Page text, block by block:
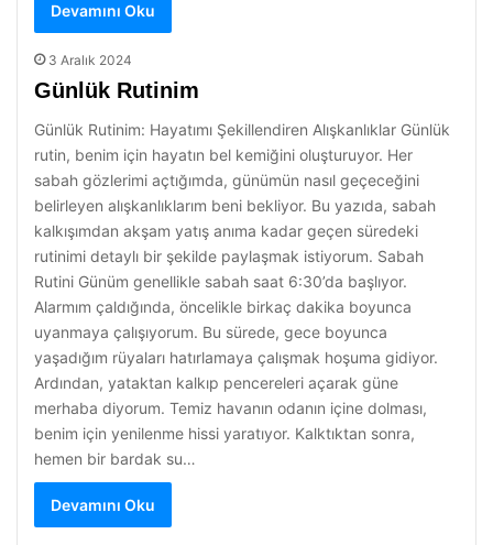
Devamını Oku
3 Aralık 2024
Günlük Rutinim
Günlük Rutinim: Hayatımı Şekillendiren Alışkanlıklar Günlük
rutin, benim için hayatın bel kemiğini oluşturuyor. Her
sabah gözlerimi açtığımda, günümün nasıl geçeceğini
belirleyen alışkanlıklarım beni bekliyor. Bu yazıda, sabah
kalkışımdan akşam yatış anıma kadar geçen süredeki
rutinimi detaylı bir şekilde paylaşmak istiyorum. Sabah
Rutini Günüm genellikle sabah saat 6:30’da başlıyor.
Alarmım çaldığında, öncelikle birkaç dakika boyunca
uyanmaya çalışıyorum. Bu sürede, gece boyunca
yaşadığım rüyaları hatırlamaya çalışmak hoşuma gidiyor.
Ardından, yataktan kalkıp pencereleri açarak güne
merhaba diyorum. Temiz havanın odanın içine dolması,
benim için yenilenme hissi yaratıyor. Kalktıktan sonra,
hemen bir bardak su…
Devamını Oku